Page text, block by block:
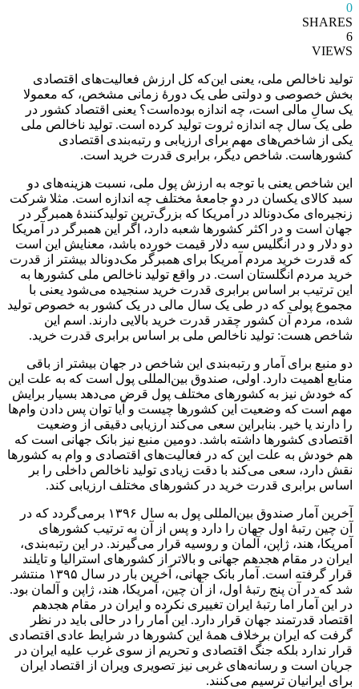
0
SHARES
6
VIEWS
تولید ناخالص ملی، یعنی این‌که کل ارزش فعالیت‌های اقتصادی
بخش خصوصی و دولتی طی یک دورۀ زمانی مشخص، که معمولا
یک سالِ مالی است، چه اندازه بوده‌است؟ یعنی اقتصاد کشور در
طی یک سال چه اندازه ثروت تولید کرده است. تولید ناخالص ملی
یکی از شاخص‌های مهم برای ارزیابی و رتبه‌بندی اقتصادی
کشورهاست. شاخص دیگر، برابری قدرت خرید است.
این شاخص یعنی با توجه به ارزش پول ملی، نسبت هزینه‌های دو
سبد کالای یکسان در دو جامعۀ مختلف چه اندازه است. مثلا شرکت
زنجیره‌ای مک‌دونالد در آمریکا که بزرگ‌ترین تولیدکنندۀ همبرگر در
جهان است و در اکثر کشورها شعبه دارد، اگر این همبرگر در آمریکا
دو دلار و در انگلیس سه دلار قیمت خورده باشد، معنایش این است
که قدرت خرید مردم آمریکا برای همبرگر مک‌دونالد بیشتر از قدرت
خرید مردم انگلستان است. در واقع تولید ناخالص ملی کشورها به
این ترتیب بر اساس برابری قدرت خرید سنجیده می‌شود یعنی با
مجموع پولی که در طی یک سال مالی در یک کشور به خصوص تولید
شده، مردم آن کشور چقدر قدرت خرید بالایی دارند. اسم این
شاخص هست: تولید ناخالص ملی بر اساس برابری قدرت خرید.
دو منبع برای آمار و رتبه‌بندی این شاخص در جهان بیشتر از باقی
منابع اهمیت دارد. اولی، صندوق بین‌المللی پول است که به علت این
که خودش نیز به کشورهای مختلف پول قرض می‌دهد بسیار برایش
مهم است که وضعیت این کشورها چیست و آیا توان پس دادن وام‌ها
را دارند یا خیر. بنابراین سعی می‌کند ارزیابی دقیقی از وضعیت
اقتصادی کشورها داشته باشد. دومین منبع نیز بانک جهانی است که
هم خودش به علت این که در فعالیت‌های اقتصادی و وام به کشورها
نقش دارد، سعی می‌کند با دقت زیادی تولید ناخالص داخلی را بر
اساس برابری قدرت خرید در کشورهای مختلف ارزیابی کند.
آخرین آمار صندوق بین‌المللی پول به سال ۱۳۹۶ برمی‌گردد که در
آن چین رتبۀ اول جهان را دارد و پس از آن به ترتیب کشورهای
آمریکا، هند، ژاپن، آلمان و روسیه قرار می‌گیرند. در این رتبه‌بندی،
ایران در مقام هجدهم جهانی و بالاتر از کشورهای استرالیا و تایلند
قرار گرفته است. آمار بانک جهانی، آخرین بار در سال ۱۳۹۵ منتشر
شد که در آن پنج رتبۀ اول، از آن چین، آمریکا، هند، ژاپن و آلمان بود.
در این آمار اما رتبۀ ایران تغییری نکرده و ایران در مقام هجدهم
اقتصاد قدرتمند جهان قرار دارد. این آمار را در حالی باید در نظر
گرفت که ایران برخلاف همۀ این کشورها در شرایط عادی اقتصادی
قرار ندارد بلکه جنگ اقتصادی و تحریم از سوی غرب علیه ایران در
جریان است و رسانه‌های غربی نیز تصویری ویران از اقتصاد ایران
برای ایرانیان ترسیم می‌کنند.